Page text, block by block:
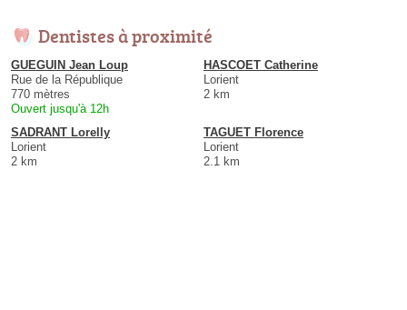
Dentistes à proximité
GUEGUIN Jean Loup
Rue de la République
770 mètres
Ouvert jusqu'à 12h
HASCOET Catherine
Lorient
2 km
SADRANT Lorelly
Lorient
2 km
TAGUET Florence
Lorient
2.1 km